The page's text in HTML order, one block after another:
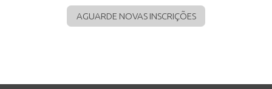
AGUARDE NOVAS INSCRIÇÕES